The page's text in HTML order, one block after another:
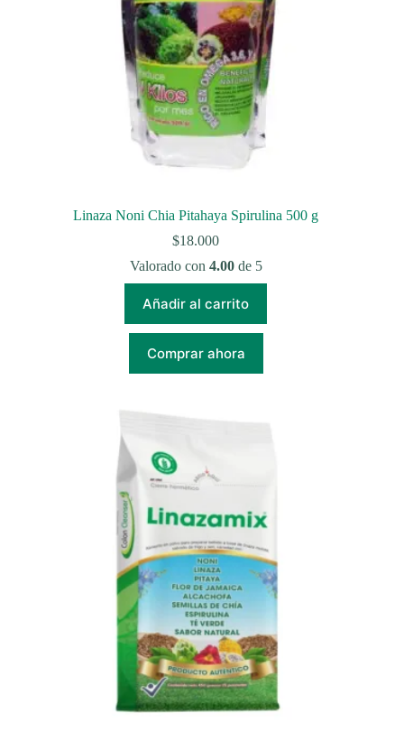
Linaza Noni Chia Pitahaya Spirulina 500 g
$18.000
Valorado con 4.00de 5
Añadir al carrito
Comprar ahora